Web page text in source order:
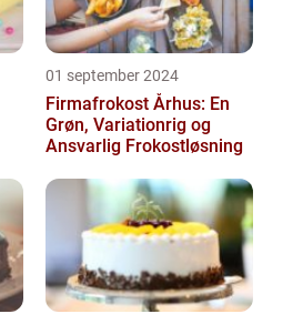
01 september 2024
Firmafrokost Århus: En
Grøn, Variationrig og
Ansvarlig Frokostløsning